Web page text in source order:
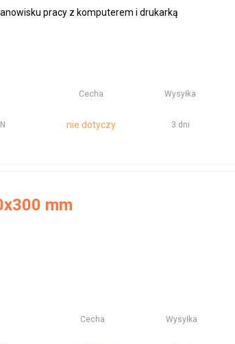
pracy z komputerem i drukarką
Cecha Wysyłka
nie dotyczy 3 dni
mm
Cecha Wysyłka